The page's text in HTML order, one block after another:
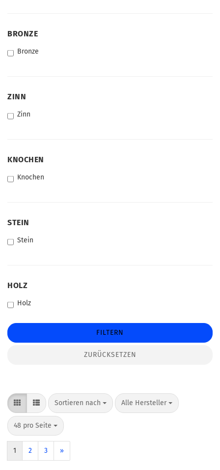
BRONZE
BRONZE
Bronze
ZINN
ZINN
Zinn
KNOCHEN
KNOCHEN
Knochen
STEIN
STEIN
Stein
HOLZ
HOLZ
Holz
FILTERN
ZURÜCKSETZEN
Sortieren nach
Sortieren nach Alle Hersteller
pro Seite
48 pro Seite
pro Seite
1 2 3 »